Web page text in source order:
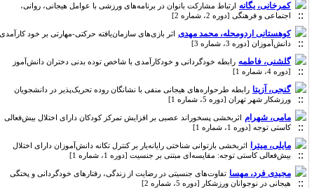
کمرخانی، یگانه ارتباط مشارکت بانوان در برنامه‌های ورزشی با عوامل هیجانی، روانی،
اجتماعی و فرهنگی [دوره 2، شماره 2]
کوهستانی اردومحله، محمد مهدی اثر بازی‌های سازمان‌یافته حرکتی-مهارتی بر خود کارآمدی
دانش‌آموزان [دوره 3، شماره 3]
گلشنی، فاطمه رابطه خودگردانی و خودکارآمدی با شاخص توده بدنی دختران دانش‌آموز
[دوره 4، شماره 1]
گنجی، آزیتا رابطه طرحواره‌های هیجانی منفی با نشانگان روده تحریک‌پذیر در دانشجویان
ورزشکار شهر تهران [دوره 5، شماره 1]
مامی، شهرام اثربخشی پسخوراند عصبی بر افزایش تمرکز کودکان دارای اختلال بیش‌فعالی
کاستی توجه [دوره 1، شماره 1]
مایلی، میترا اثربخشی بازتوانی شناختی رایانه‌یار بر کنترل تکانه دانش‌آموزان دارای اختلال
بیش‌فعالی کاستی توجه: مقایسه‌ای مبتنی بر جنسیت [دوره 1، شماره 1]
مجیدی فرد، مهسا تفاوت‌های جنسیتی در رضایت از زندگی، رفتارهای خودگردانی و پختگی
هیجانی در نوجوانان ورزشکار [دوره 5، شماره 2]